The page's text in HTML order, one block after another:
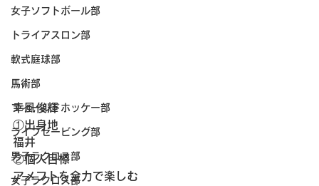
女子ソフトボール部
トライアスロン部
軟式庭球部
馬術部
フィールドホッケー部
ライフセービング部
男子ラクロス部
女子ラクロス部
幸風俊輝
①出身地
福井
②個人目標
アメフトを全力で楽しむ